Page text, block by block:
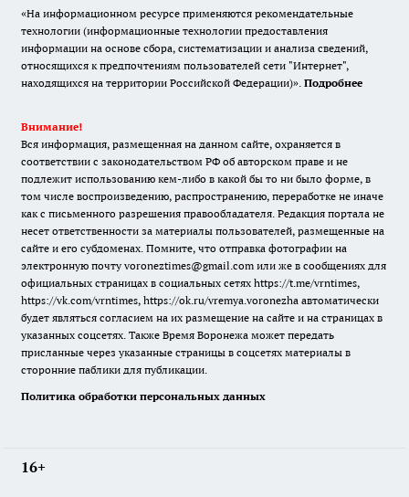
«На информационном ресурсе применяются рекомендательные
технологии (информационные технологии предоставления
информации на основе сбора, систематизации и анализа сведений,
относящихся к предпочтениям пользователей сети "Интернет",
находящихся на территории Российской Федерации)». Подробнее
Внимание!
Вся информация, размещенная на данном сайте, охраняется в
соответствии с законодательством РФ об авторском праве и не
подлежит использованию кем-либо в какой бы то ни было форме, в
том числе воспроизведению, распространению, переработке не иначе
как с письменного разрешения правообладателя. Редакция портала не
несет ответственности за материалы пользователей, размещенные на
сайте и его субдоменах. Помните, что отправка фотографии на
электронную почту voroneztimes@gmail.com или же в сообщениях для
официальных страницах в социальных сетях https://t.me/vrntimes,
https://vk.com/vrntimes, https://ok.ru/vremya.voronezha автоматически
будет являться согласием на их размещение на сайте и на страницах в
указанных соцсетях. Также Время Воронежа может передать
присланные через указанные страницы в соцсетях материалы в
сторонние паблики для публикации.
Политика обработки персональных данных
16+